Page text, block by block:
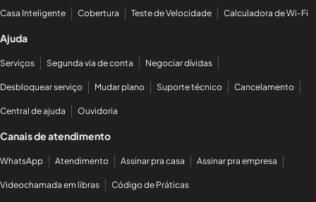
Casa Inteligente Cobertura Teste de Velocidade Calculadora de Wi-Fi
Ajuda
Serviços Segunda via de conta Negociar dívidas
Desbloquear serviço Mudar plano Suporte técnico Cancelamento
Central de ajuda Ouvidoria
Canais de atendimento
WhatsApp Atendimento Assinar pra casa Assinar pra empresa
Videochamada em libras Código de Práticas